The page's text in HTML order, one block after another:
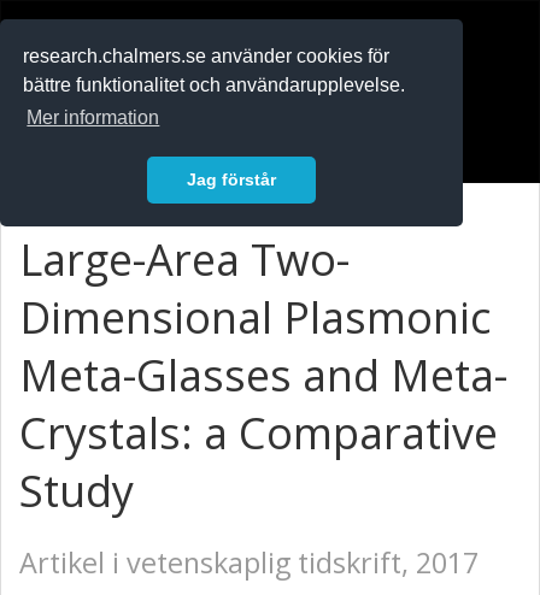
research.chalmers.se använder cookies för
bättre funktionalitet och användarupplevelse.
Mer information
Jag förstår
Large-Area Two-
Dimensional Plasmonic
Meta-Glasses and Meta-
Crystals: a Comparative
Study
Artikel i vetenskaplig tidskrift, 2017